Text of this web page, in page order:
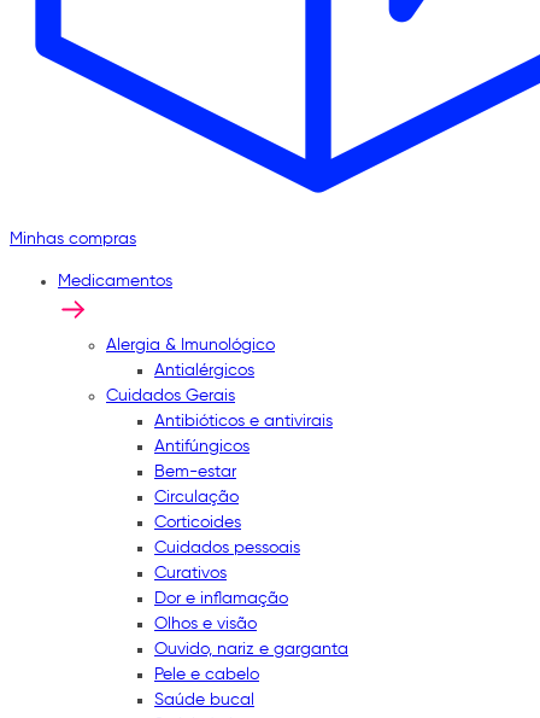
Minhas compras
Medicamentos
Alergia & Imunológico
Antialérgicos
Cuidados Gerais
Antibióticos e antivirais
Antifúngicos
Bem-estar
Circulação
Corticoides
Cuidados pessoais
Curativos
Dor e inflamação
Olhos e visão
Ouvido, nariz e garganta
Pele e cabelo
Saúde bucal